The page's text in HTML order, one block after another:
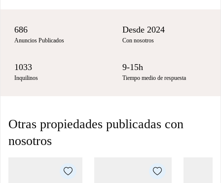
686
Anuncios Publicados
Desde 2024
Con nosotros
1033
Inquilinos
9-15h
Tiempo medio de respuesta
Otras propiedades publicadas con
nosotros